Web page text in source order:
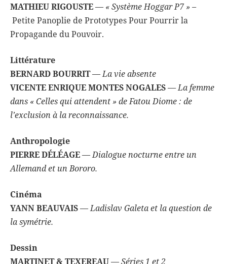
MATHIEU RIGOUSTE— « Système Hoggar P7 » –
Petite Panoplie de Prototypes Pour Pourrir la
Propagande du Pouvoir.
Littérature
BERNARD BOURRIT—La vie absente
VICENTE ENRIQUE MONTES NOGALES— La femme
dans « Celles qui attendent » de Fatou Diome : de
l’exclusion à lareconnaissance.
Anthropologie
PIERRE DÉLÉAGE—Dialogue nocturne entre un
Allemand et un Bororo.
Cinéma
YANN BEAUVAIS—Ladislav Galeta et la question de
la symétrie.
Dessin
MARTINET & TEXEREAU—Séries 1 et 2